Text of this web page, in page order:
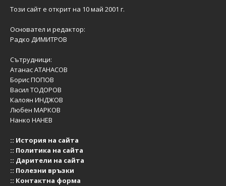
Този сайт е открит на 10 май 2001 г.
Основател и редактор:
Радко ДИМИТРОВ
Сътрудници:
Атанас АТАНАСОВ
Борис ПОПОВ
Васил ТОДОРОВ
Калоян ИНДЖОВ
Любен МАРКОВ
Нанко НАНЕВ
:: История на сайта
:: Политика на сайта
:: Дарители на сайта
:: Полезни връзки
:: Контактна форма